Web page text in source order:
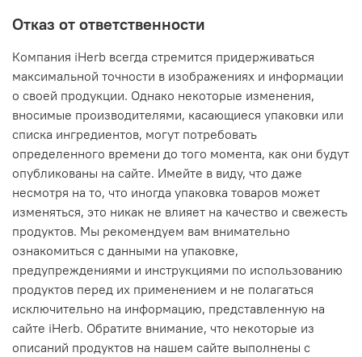
Отказ от ответственности
Компания iHerb всегда стремится придерживаться
максимальной точности в изображениях и информации
о своей продукции. Однако некоторые изменения,
вносимые производителями, касающиеся упаковки или
списка ингредиентов, могут потребовать
определенного времени до того момента, как они будут
опубликованы на сайте. Имейте в виду, что даже
несмотря на то, что иногда упаковка товаров может
изменяться, это никак не влияет на качество и свежесть
продуктов. Мы рекомендуем вам внимательно
ознакомиться с данными на упаковке,
предупреждениями и инструкциями по использованию
продуктов перед их применением и не полагаться
исключительно на информацию, представленную на
сайте iHerb. Обратите внимание, что некоторые из
описаний продуктов на нашем сайте выполнены с